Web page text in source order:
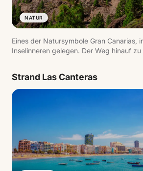
NATUR
Eines der Natursymbole Gran Canarias,
Inselinneren gelegen. Der Weg hinauf zu
Strand Las Canteras